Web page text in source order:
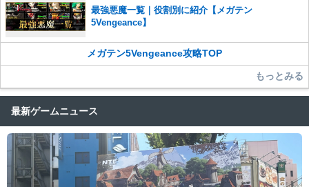
最強悪魔一覧｜役割別に紹介【メガテン
5Vengeance】
メガテン5Vengeance攻略TOP
もっとみる
最新ゲームニュース